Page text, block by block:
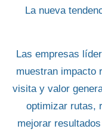
La nueva
Las empresas
muestran impacto
visita y valor
optimizar rutas,
mejorar